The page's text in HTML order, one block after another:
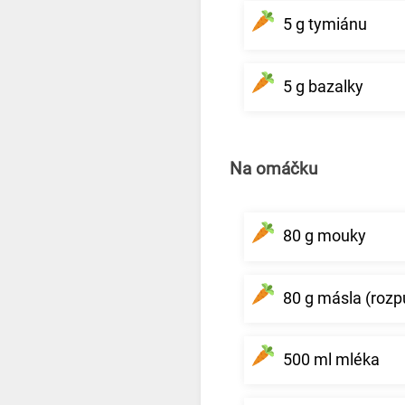
5 g tymiánu
5 g bazalky
Na omáčku
80 g mouky
80 g másla
500 ml mléka